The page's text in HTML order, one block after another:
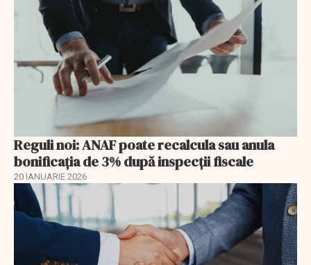
Reguli noi: ANAF poate recalcula sau anula
bonificația de 3% după inspecții fiscale
20 IANUARIE 2026